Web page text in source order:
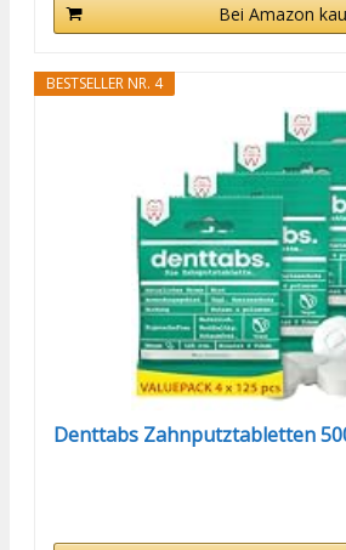
Bei Amazon
BESTSELLER NR. 4
Denttabs Zahnputztabletten